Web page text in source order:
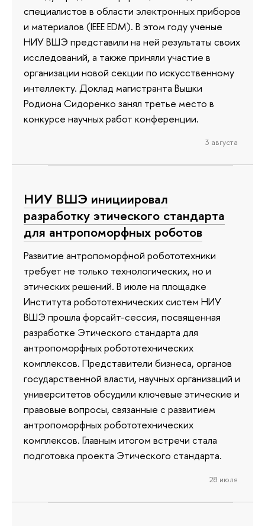
специалистов в области электронных приборов
и материалов (IEEE EDM). В этом году ученые
НИУ ВШЭ представили на ней результаты своих
исследований, а также приняли участие в
организации новой секции по искусственному
интеллекту. Доклад магистранта Вышки
Родиона Сидоренко занял третье место в
конкурсе научных работ конференции.
3 августа
НИУ ВШЭ инициировал
разработку этического стандарта
для антропоморфных роботов
Развитие антропоморфной робототехники
требует не только технологических, но и
этических решений. В июле на площадке
Института робототехнических систем НИУ
ВШЭ прошла форсайт-сессия, посвященная
разработке Этического стандарта для
антропоморфных робототехнических
комплексов. Представители бизнеса, органов
государственной власти, научных организаций и
университетов обсудили ключевые этические и
правовые вопросы, связанные с развитием
антропоморфных робототехнических
комплексов. Главным итогом встречи стала
подготовка проекта Этического стандарта.
28 июля